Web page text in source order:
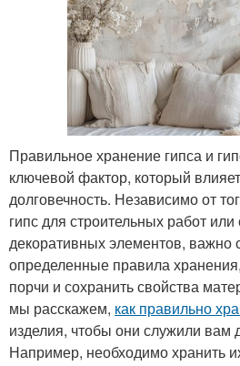
Правильное хранение гипса и
ключевой фактор, который
долговечность. Независимо от
гипс для строительных работ или
декоративных элементов, важно
определенные правила хранения,
порчи и сохранить свойства
мы расскажем,как правильно
изделия, чтобы они служили вам
Например, необходимо хранить
вентилируемом месте, избегая
влагой и резких температурных